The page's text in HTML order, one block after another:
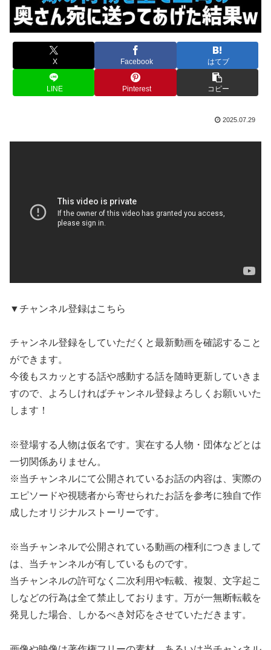
X Facebook はてブ
LINE Pinterest コピー
2025.07.29
▼チャンネル登録はこちら
チャンネル登録をしていただくと最新動画を確認すること
ができます。
今後もスカッとする話や感動する話を随時更新していきま
すので、よろしければチャンネル登録よろしくお願いいた
します！
※登場する人物は仮名です。実在する人物・団体などとは
一切関係ありません。
※当チャンネルにて公開されているお話の内容は、実際の
エピソードや視聴者から寄せられたお話を参考に独自で作
成したオリジナルストーリーです。
※当チャンネルで公開されている動画の権利につきまして
は、当チャンネルが有しているものです。
当チャンネルの許可なく二次利用や転載、複製、文字起こ
しなどの行為は全て禁止しております。万が一無断転載を
発見した場合、しかるべき対応をさせていただきます。